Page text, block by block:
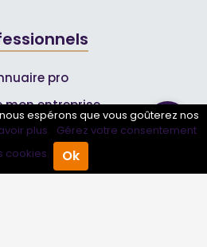
Agenda
pro
mon entreprise
Pros
espérons que vous goûterez nos
plus. Gérez votre consentement
cookies.
Ok